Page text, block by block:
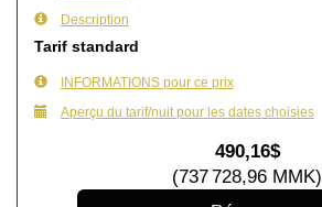
Description
Tarif standard
INFORMATIONS pour ce prix
Aperçu du tarif/nuit pour les dates choisies
490,16$
(737 728,96 MMK)